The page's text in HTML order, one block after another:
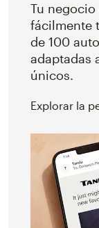
Tu negocio
fácilmente
de 100
adaptadas
únicos.
Explorar la